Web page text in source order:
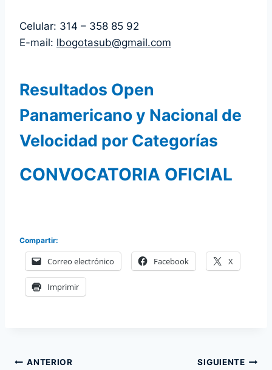
Celular: 314 – 358 85 92
E-mail: lbogotasub@gmail.com
Resultados Open
Panamericano y Nacional de
Velocidad por Categorías
CONVOCATORIA OFICIAL
Compartir:
Correo electrónico Facebook X
Imprimir
Navegación
ANTERIOR SIGUIENTE